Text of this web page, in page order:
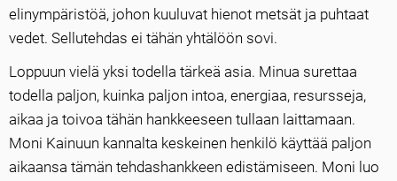
elinympäristöä, johon kuuluvat hienot metsät ja puhtaat
vedet. Sellutehdas ei tähän yhtälöön sovi.
Loppuun vielä yksi todella tärkeä asia. Minua surettaa
todella paljon, kuinka paljon intoa, energiaa, resursseja,
aikaa ja toivoa tähän hankkeeseen tullaan laittamaan.
Moni Kainuun kannalta keskeinen henkilö käyttää paljon
aikaansa tämän tehdashankkeen edistämiseen. Moni luo